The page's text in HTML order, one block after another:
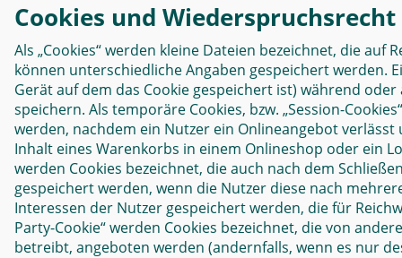
Cookies und
Als „Cookies“ werden kleine Dateien bezeichnet, die
können unterschiedliche Angaben gespeichert werden.
Gerät auf dem das Cookie gespeichert ist) während
speichern. Als temporäre Cookies, bzw. „Session-
werden, nachdem ein Nutzer ein Onlineangebot
Inhalt eines Warenkorbs in einem Onlineshop oder ein
werden Cookies bezeichnet, die auch nach dem
gespeichert werden, wenn die Nutzer diese nach
Interessen der Nutzer gespeichert werden, die für
Party-Cookie“ werden Cookies bezeichnet, die von
betreibt, angeboten werden (andernfalls, wenn es nur